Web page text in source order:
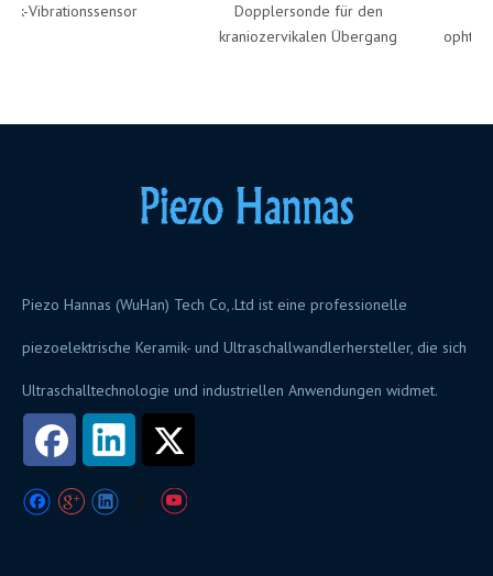
Vibrationssensor
Dopplersonde für den
kraniozervikalen Übergang
Piezo Hannas (WuHan) Tech Co,.Ltd ist eine professionelle
piezoelektrische Keramik- und Ultraschallwandlerhersteller, die sich
Ultraschalltechnologie und industriellen Anwendungen widmet.